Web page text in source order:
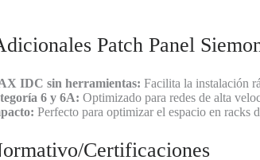
Patch Panel
IDC sin herramientas: Facilita la instalación
6 y 6A: Optimizado para redes de alta
Perfecto para optimizar el espacio en racks
Certificaciones